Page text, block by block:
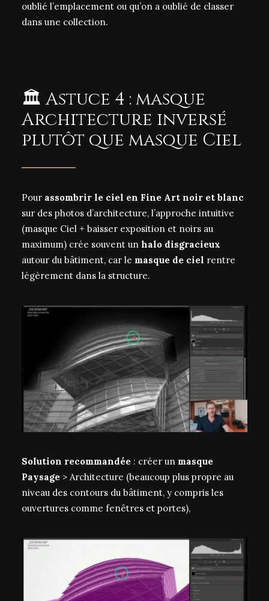
oublié l’emplacement ou qu’on a oublié de classer
dans une collection.
🏛️ Astuce 4 : masque
Architecture inversé
plutôt que masque Ciel
Pour assombrir le ciel en Fine Art noir et blanc
sur des photos d’architecture, l’approche intuitive
(masque Ciel + baisser exposition et noirs au
maximum) crée souvent un halo disgracieux
autour du bâtiment, car le masque de ciel rentre
légèrement dans la structure.
Solution recommandée : créer un masque
Paysage > Architecture (beaucoup plus propre au
niveau des contours du bâtiment, y compris les
ouvertures comme fenêtres et portes),